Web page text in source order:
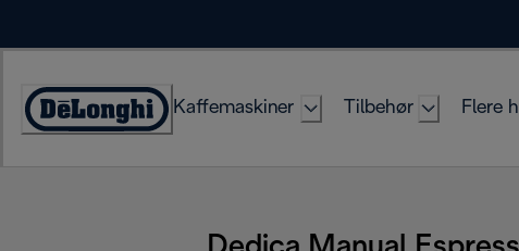
Accessibility
Kaffemaskiner Tilbehør Flere